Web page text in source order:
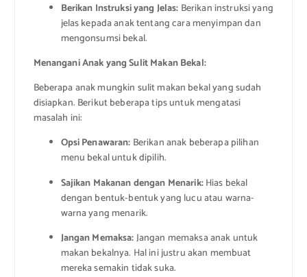
Berikan Instruksi yang Jelas: Berikan instruksi yang
jelas kepada anak tentang cara menyimpan dan
mengonsumsi bekal.
Menangani Anak yang Sulit Makan Bekal:
Beberapa anak mungkin sulit makan bekal yang sudah
disiapkan. Berikut beberapa tips untuk mengatasi
masalah ini:
Opsi Penawaran: Berikan anak beberapa pilihan
menu bekal untuk dipilih.
Sajikan Makanan dengan Menarik:Hias bekal
dengan bentuk-bentuk yang lucu atau warna-
warna yang menarik.
Jangan Memaksa:Jangan memaksa anak untuk
makan bekalnya. Hal ini justru akan membuat
mereka semakin tidak suka.